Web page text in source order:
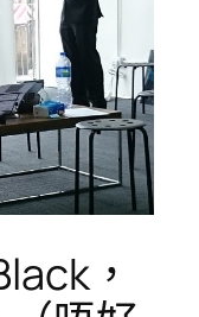
，